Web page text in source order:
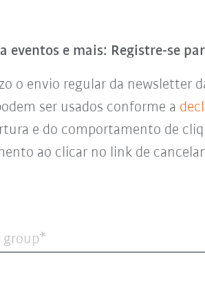
eventos e mais: Registre-se
o envio regular da newsletter
ser usados conforme a
e do comportamento de
ao clicar no link de